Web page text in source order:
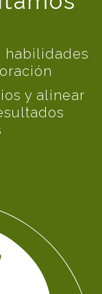
habilidades
y alinear